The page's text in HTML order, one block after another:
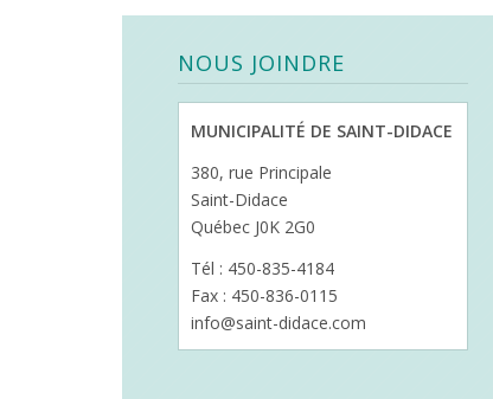
NOUS JOINDRE
MUNICIPALITÉ DE SAINT-DIDACE
380, rue Principale
Saint-Didace
Québec J0K 2G0
Tél : 450-835-4184
Fax : 450-836-0115
info@saint-didace.com